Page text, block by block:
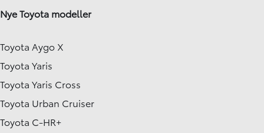
Nye Toyota modeller
Toyota Aygo X
Toyota Yaris
Toyota Yaris Cross
Toyota Urban Cruiser
Toyota C-HR+